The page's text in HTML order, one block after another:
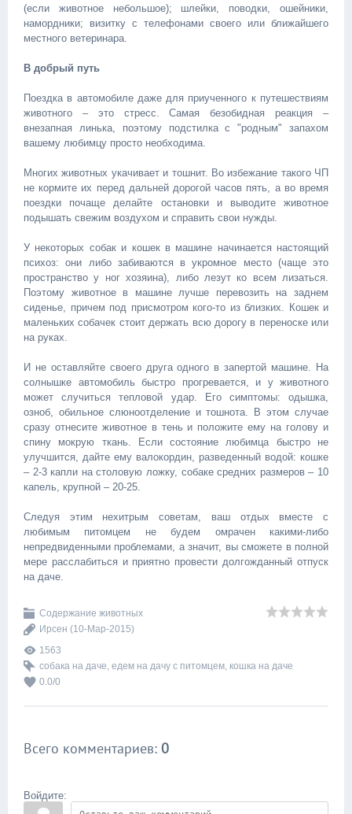
(если животное небольшое); шлейки, поводки, ошейники,
намордники; визитку с телефонами своего или ближайшего
местного ветеринара.
В добрый путь
Поездка в автомобиле даже для приученного к путешествиям
животного – это стресс. Самая безобидная реакция –
внезапная линька, поэтому подстилка с "родным" запахом
вашему любимцу просто необходима.
Многих животных укачивает и тошнит. Во избежание такого ЧП
не кормите их перед дальней дорогой часов пять, а во время
поездки почаще делайте остановки и выводите животное
подышать свежим воздухом и справить свои нужды.
У некоторых собак и кошек в машине начинается настоящий
психоз: они либо забиваются в укромное место (чаще это
пространство у ног хозяина), либо лезут ко всем лизаться.
Поэтому животное в машине лучше перевозить на заднем
сиденье, причем под присмотром кого-то из близких. Кошек и
маленьких собачек стоит держать всю дорогу в переноске или
на руках.
И не оставляйте своего друга одного в запертой машине. На
солнышке автомобиль быстро прогревается, и у животного
может случиться тепловой удар. Его симптомы: одышка,
озноб, обильное слюноотделение и тошнота. В этом случае
сразу отнесите животное в тень и положите ему на голову и
спину мокрую ткань. Если состояние любимца быстро не
улучшится, дайте ему валокордин, разведенный водой: кошке
– 2-3 капли на столовую ложку, собаке средних размеров – 10
капель, крупной – 20-25.
Следуя этим нехитрым советам, ваш отдых вместе с
любимым питомцем не будем омрачен какими-либо
непредвиденными проблемами, а значит, вы сможете в полной
мере расслабиться и приятно провести долгожданный отпуск
на даче.
Содержание животных
Ирсен (10-Мар-2015)
1563
собака на даче, едем на дачу с питомцем, кошка на даче
0.0/0
Всего комментариев: 0
Войдите: